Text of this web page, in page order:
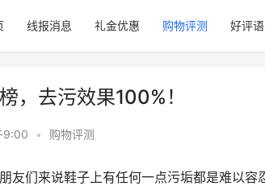
线报消息 礼金优惠 购物评测 好评
，去污效果100%！
9:00 • 购物评测
们来说鞋子上有任何一点污垢都是难以容